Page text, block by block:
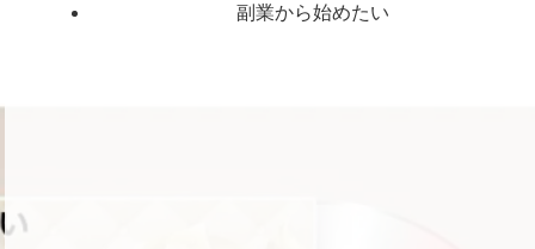
副業から始めたい